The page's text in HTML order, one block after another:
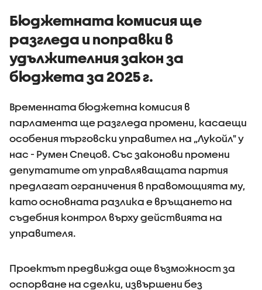
Бюджетната комисия ще
разгледа и поправки в
удължителния закон за
бюджета за 2025 г.
Временната бюджетна комисия в
парламента ще разгледа промени, касаещи
особения търговски управител на „Лукойл" у
нас - Румен Спецов. Със законови промени
депутатите от управляващата партия
предлагат ограничения в правомощията му,
като основната разлика е връщането на
съдебния контрол върху действията на
управителя.
Проектът предвижда още възможност за
оспорване на сделки, извършени без